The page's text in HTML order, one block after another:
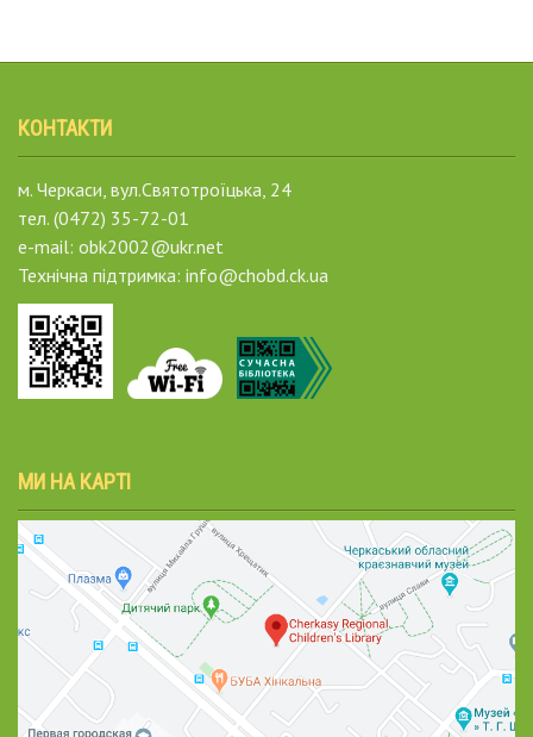
КОНТАКТИ
м. Черкаси, вул.Святотроїцька, 24
тел. (0472) 35-72-01
e-mail: obk2002@ukr.net
Технічна підтримка: info@chobd.ck.ua
МИ НА КАРТІ